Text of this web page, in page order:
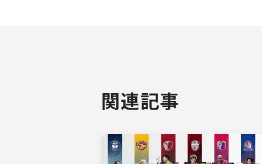
関連記事